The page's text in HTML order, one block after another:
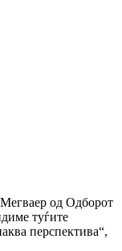
од Одборот
туѓите
перспектива“,